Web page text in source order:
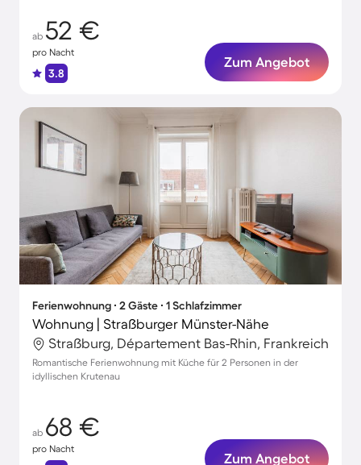
ab 52 €
pro Nacht
3.8
Zum Angebot
Ferienwohnung ∙ 2 Gäste ∙ 1 Schlafzimmer
Wohnung | Straßburger Münster-Nähe
Straßburg, Département Bas-Rhin, Frankreich
Romantische Ferienwohnung mit Küche für 2 Personen in der
idyllischen Krutenau
ab 68 €
pro Nacht
Zum Angebot